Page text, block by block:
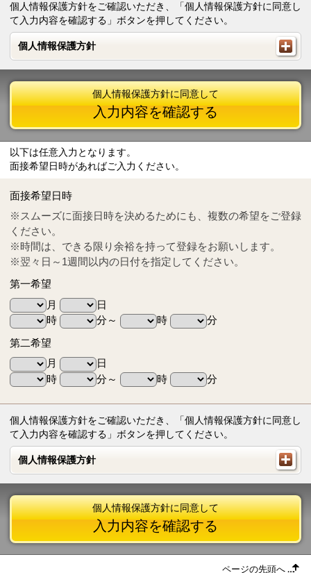
個人情報保護方針をご確認いただき、「個人情報保護方針に同意し
て入力内容を確認する」ボタンを押してください。
個人情報保護方針
個人情報保護方針
Tel
0570-55-0314
個人情報保護方針に同意して
入力内容を確認する
以下は任意入力となります。
面接希望日時があればご入力ください。
面接希望日時
※スムーズに面接日時を決めるためにも、複数の希望をご登録
ください。
※時間は、できる限り余裕を持って登録をお願いします。
※翌々日～1週間以内の日付を指定してください。
第一希望
月
日
時
分～ 時
分
第二希望
月
日
時
分～ 時 分
個人情報保護方針をご確認いただき、「個人情報保護方針に同意し
て入力内容を確認する」ボタンを押してください。
個人情報保護方針
個人情報保護方針
個人情報保護方針に同意して
入力内容を確認する
ページの先頭へ